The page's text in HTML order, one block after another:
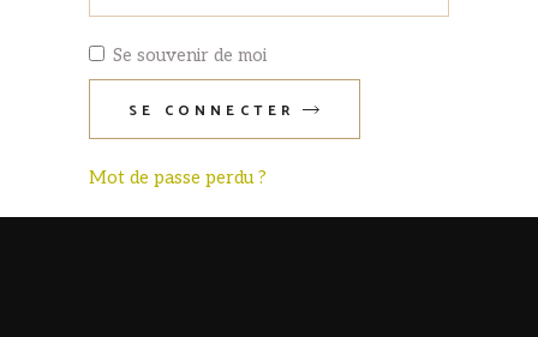
Se souvenir de moi
SE CONNECTER
Mot de passe perdu ?